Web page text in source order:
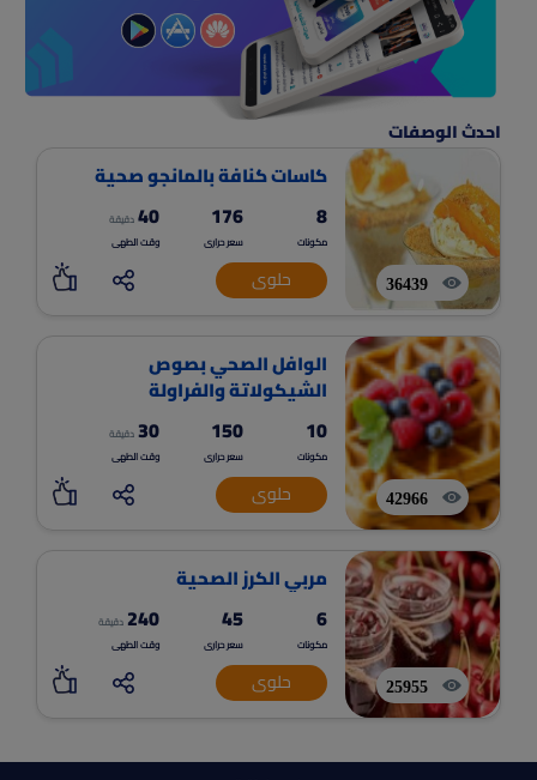
احدث الوصفات
36439
كاسات كنافة بالمانجو صحية
8
مكونات
176
سعر حرارى
40 دقيقة
وقت الطهى
حلوى
42966
الوافل الصحي بصوص
الشيكولاتة والفراولة
10
مكونات
150
سعر حرارى
30 دقيقة
وقت الطهى
حلوى
25955
مربي الكرز الصحية
6
مكونات
45
سعر حرارى
240 دقيقة
وقت الطهى
حلوى